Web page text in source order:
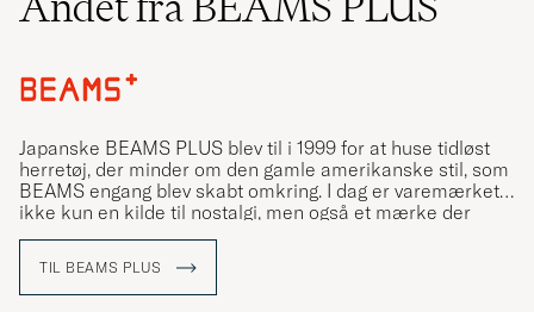
Japanske BEAMS PLUS blev til i 1999 for at huse tidløst
herretøj, der minder om den gamle amerikanske stil, som
BEAMS engang blev skabt omkring. I dag er varemærket
ikke kun en kilde til nostalgi, men også et mærke der
tænker på at fange det autentiske i den næste generation
Den første BEAMS-butik åbnede i februar 1976 under
TIL BEAMS PLUS